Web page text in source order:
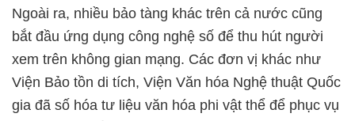
Ngoài ra, nhiều bảo tàng khác trên cả nước cũng
bắt đầu ứng dụng công nghệ số để thu hút người
xem trên không gian mạng. Các đơn vị khác như
Viện Bảo tồn di tích, Viện Văn hóa Nghệ thuật Quốc
gia đã số hóa tư liệu văn hóa phi vật thể để phục vụ